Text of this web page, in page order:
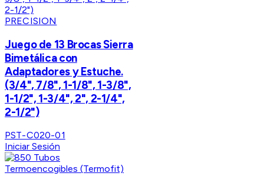
PRECISION
Juego de 13 Brocas Sierra
Bimetálica con
Adaptadores y Estuche.
(3/4", 7/8", 1-1/8", 1-3/8",
1-1/2", 1-3/4", 2", 2-1/4",
2-1/2")
PST-C020-01
Iniciar Sesión